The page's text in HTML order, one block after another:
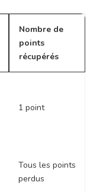
Nombre de
points
récupérés
1 point
Tous les points
perdus